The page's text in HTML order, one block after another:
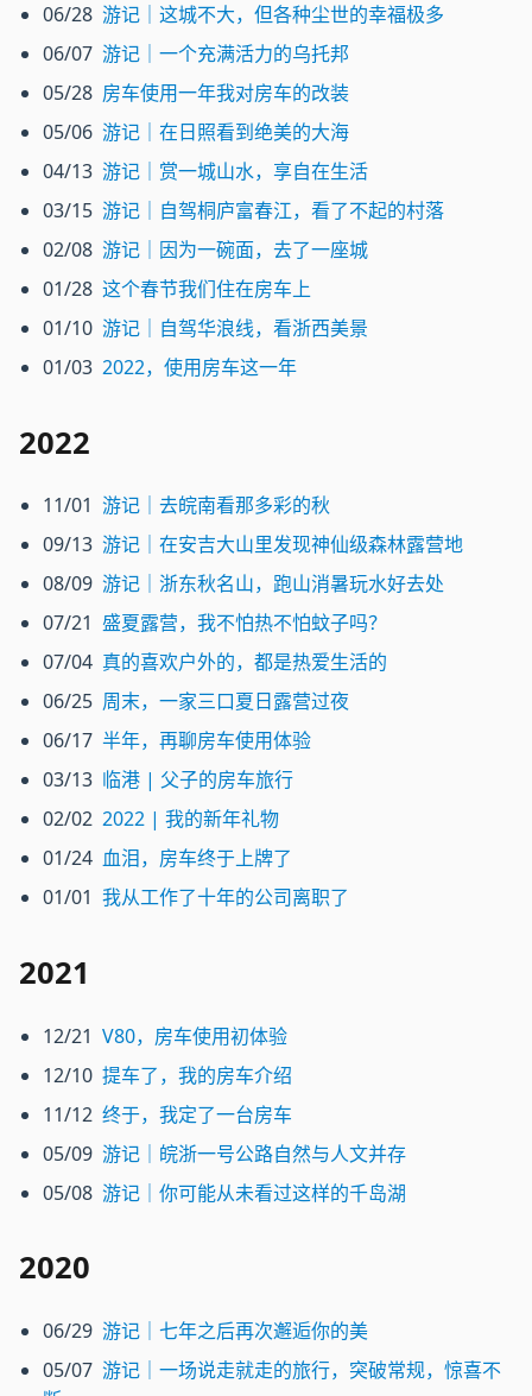
06/28 游记｜这城不大，但各种尘世的幸福极多
06/07 游记｜一个充满活力的乌托邦
05/28 房车使用一年我对房车的改装
05/06 游记｜在日照看到绝美的大海
04/13 游记｜赏一城山水，享自在生活
03/15 游记｜自驾桐庐富春江，看了不起的村落
02/08 游记｜因为一碗面，去了一座城
01/28 这个春节我们住在房车上
01/10 游记｜自驾华浪线，看浙西美景
01/03 2022，使用房车这一年
2022
11/01 游记｜去皖南看那多彩的秋
09/13 游记｜在安吉大山里发现神仙级森林露营地
08/09 游记｜浙东秋名山，跑山消暑玩水好去处
07/21 盛夏露营，我不怕热不怕蚊子吗？
07/04 真的喜欢户外的，都是热爱生活的
06/25 周末，一家三口夏日露营过夜
06/17 半年，再聊房车使用体验
03/13 临港 | 父子的房车旅行
02/02 2022 | 我的新年礼物
01/24 血泪，房车终于上牌了
01/01 我从工作了十年的公司离职了
2021
12/21 V80，房车使用初体验
12/10 提车了，我的房车介绍
11/12 终于，我定了一台房车
05/09 游记｜皖浙一号公路自然与人文并存
05/08 游记｜你可能从未看过这样的千岛湖
2020
06/29 游记｜七年之后再次邂逅你的美
05/07 游记｜一场说走就走的旅行，突破常规，惊喜不